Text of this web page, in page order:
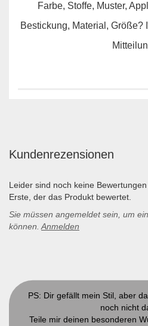
Farbe, Stoffe, Muster,
Bestickung, Material, Größe?
Kundenrezensionen
Leider sind noch keine
Erste, der das Produkt bewertet.
Sie müssen angemeldet sein, um
können.Anmelden
PS: Dir gefällt mein Stil, aber
noch nicht
Teile mir deinen besonderen